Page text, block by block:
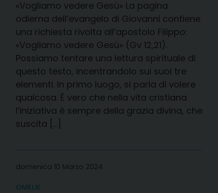
«Vogliamo vedere Gesù» La pagina
odierna dell’evangelo di Giovanni contiene
una richiesta rivolta all’apostolo Filippo:
«Vogliamo vedere Gesù» (Gv 12,21).
Possiamo tentare una lettura spirituale di
questo testo, incentrandolo sui suoi tre
elementi. In primo luogo, si parla di volere
qualcosa. È vero che nella vita cristiana
l’iniziativa è sempre della grazia divina, che
suscita […]
domenica 10 Marzo 2024
OMELIE